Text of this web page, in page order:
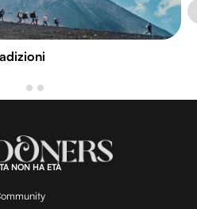
NON HA ETÀ